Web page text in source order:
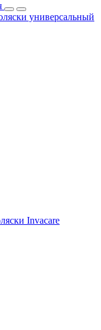
универсальный
Invacare